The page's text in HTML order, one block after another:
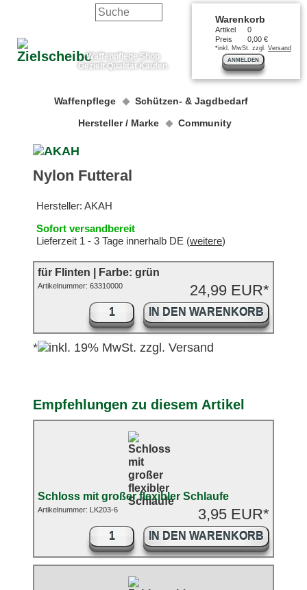
Waffenpflege Shop
Gezielt Qualität Kaufen
Warenkorb
Artikel
0
Preis
0,00 €
*inkl. MwSt. zzgl. Versand
ANMELDEN
Waffenpflege
Schützen- & Jagdbedarf
Hersteller / Marke
Community
Nylon Futteral
Hersteller: AKAH
Sofort versandbereit
Lieferzeit 1 - 3 Tage innerhalb DE (weitere)
für Flinten | Farbe: grün
24,99 EUR*
Artikelnummer: 63310000
IN DEN WARENKORB
*
Empfehlungen zu diesem Artikel
Schloss mit großer flexibler Schlaufe
3,95 EUR*
Artikelnummer: LK203-6
IN DEN WARENKORB